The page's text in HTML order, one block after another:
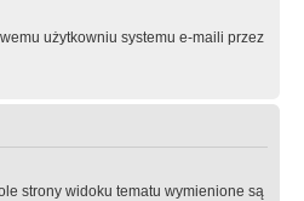
użytkowniu systemu e-maili przez
strony widoku tematu wymienione są